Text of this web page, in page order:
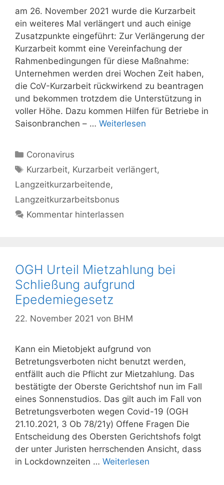
am 26. November 2021 wurde die Kurzarbeit
ein weiteres Mal verlängert und auch einige
Zusatzpunkte eingeführt: Zur Verlängerung der
Kurzarbeit kommt eine Vereinfachung der
Rahmenbedingungen für diese Maßnahme:
Unternehmen werden drei Wochen Zeit haben,
die CoV-Kurzarbeit rückwirkend zu beantragen
und bekommen trotzdem die Unterstützung in
voller Höhe. Dazu kommen Hilfen für Betriebe in
Saisonbranchen – … Weiterlesen
Kategorien
Coronavirus
Schlagwörter
Kurzarbeit, Kurzarbeit verlängert,
Langzeitkurzarbeitende,
Langzeitkurzarbeitsbonus
Kommentar hinterlassen
OGH Urteil Mietzahlung bei
Schließung aufgrund
Epedemiegesetz
22. November 2021 von BHM
Kann ein Mietobjekt aufgrund von
Betretungsverboten nicht benutzt werden,
entfällt auch die Pflicht zur Mietzahlung. Das
bestätigte der Oberste Gerichtshof nun im Fall
eines Sonnenstudios. Das gilt auch im Fall von
Betretungsverboten wegen Covid-19 (OGH
21.10.2021, 3 Ob 78/21y) Offene Fragen Die
Entscheidung des Obersten Gerichtshofs folgt
der unter Juristen herrschenden Ansicht, dass
in Lockdownzeiten … Weiterlesen